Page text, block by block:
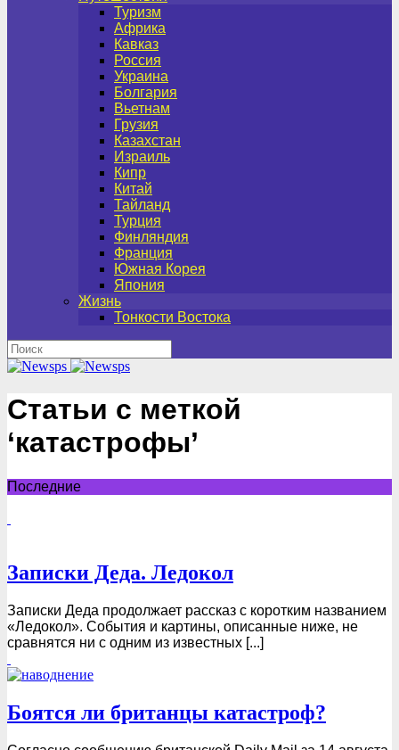
Туризм
Африка
Кавказ
Россия
Украина
Болгария
Вьетнам
Грузия
Казахстан
Израиль
Кипр
Китай
Тайланд
Турция
Финляндия
Франция
Южная Корея
Япония
Жизнь
Тонкости Востока
Статьи с меткой
‘катастрофы’
Последние
Записки Деда. Ледокол
Записки Деда продолжает рассказ с коротким названием
«Ледокол». События и картины, описанные ниже, не
сравнятся ни с одним из известных [...]
Боятся ли британцы катастроф?